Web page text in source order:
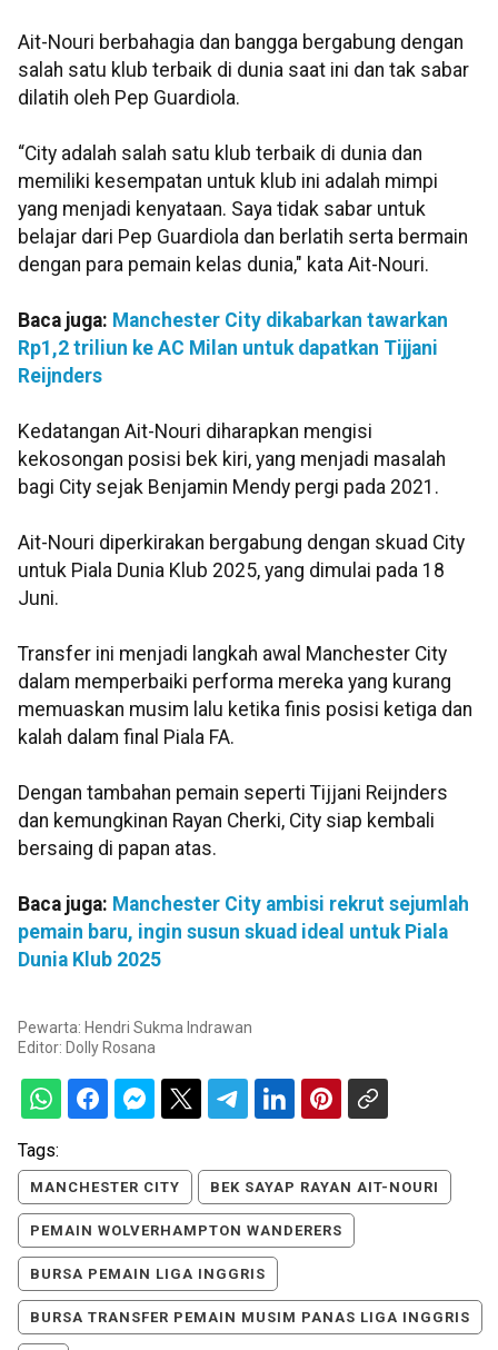
Ait-Nouri berbahagia dan bangga bergabung dengan
salah satu klub terbaik di dunia saat ini dan tak sabar
dilatih oleh Pep Guardiola.
“City adalah salah satu klub terbaik di dunia dan
memiliki kesempatan untuk klub ini adalah mimpi
yang menjadi kenyataan. Saya tidak sabar untuk
belajar dari Pep Guardiola dan berlatih serta bermain
dengan para pemain kelas dunia," kata Ait-Nouri.
Baca juga: Manchester City dikabarkan tawarkan
Rp1,2 triliun ke AC Milan untuk dapatkan Tijjani
Reijnders
Kedatangan Ait-Nouri diharapkan mengisi
kekosongan posisi bek kiri, yang menjadi masalah
bagi City sejak Benjamin Mendy pergi pada 2021.
Ait-Nouri diperkirakan bergabung dengan skuad City
untuk Piala Dunia Klub 2025, yang dimulai pada 18
Juni.
Transfer ini menjadi langkah awal Manchester City
dalam memperbaiki performa mereka yang kurang
memuaskan musim lalu ketika finis posisi ketiga dan
kalah dalam final Piala FA.
Dengan tambahan pemain seperti Tijjani Reijnders
dan kemungkinan Rayan Cherki, City siap kembali
bersaing di papan atas.
Baca juga: Manchester City ambisi rekrut sejumlah
pemain baru, ingin susun skuad ideal untuk Piala
Dunia Klub 2025
Pewarta: Hendri Sukma Indrawan
Editor: Dolly Rosana
Tags:
MANCHESTER CITY BEK SAYAP RAYAN AIT-NOURI
PEMAIN WOLVERHAMPTON WANDERERS
BURSA PEMAIN LIGA INGGRIS
BURSA TRANSFER PEMAIN MUSIM PANAS LIGA INGGRIS